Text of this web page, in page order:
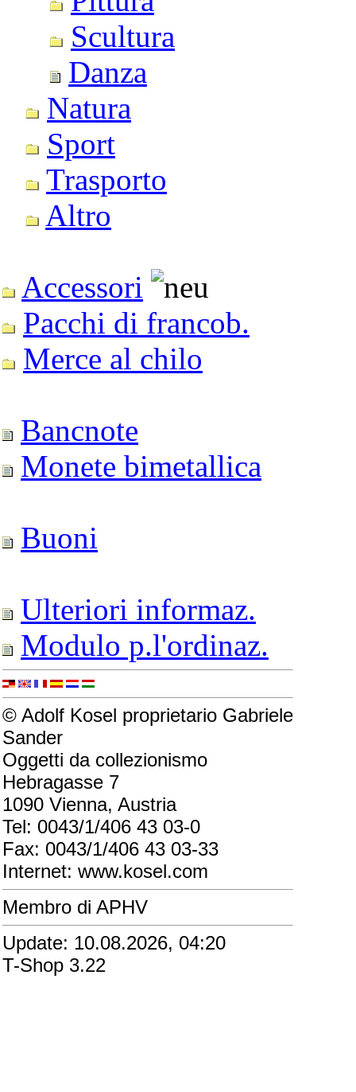
Scultura
Danza
Natura
Sport
Trasporto
Altro
Accessori
Pacchi di francob.
Merce al chilo
Bancnote
Monete bimetallica
Buoni
Ulteriori informaz.
Modulo p.l'ordinaz.
© Adolf Kosel proprietario Gabriele
Sander
Oggetti da collezionismo
Hebragasse 7
1090 Vienna, Austria
Tel: 0043/1/406 43 03-0
Fax: 0043/1/406 43 03-33
Internet: www.kosel.com
Membro di APHV
Update: 10.08.2026, 04:20
T-Shop 3.22